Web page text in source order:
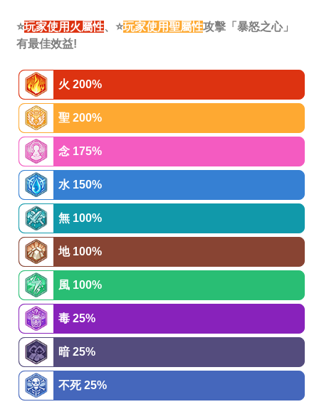
⭐玩家使用火屬性、⭐玩家使用聖屬性攻擊「暴怒之心」
有最佳效益!
火 200%
聖 200%
念 175%
水 150%
無 100%
地 100%
風 100%
毒 25%
暗 25%
不死 25%